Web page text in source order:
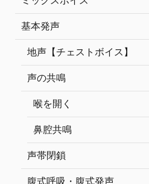
基本発声
地声【チェストボイス】
声の共鳴
喉を開く
鼻腔共鳴
声帯閉鎖
腹式呼吸・腹式発声